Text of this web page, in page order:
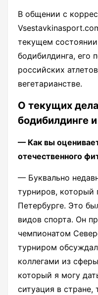
В общении с
текущем состоянии
бодибилдинга, его
российских
вегетарианстве.
О текущих
бодибилдинге
— Как вы
отечественного
— Буквально
турниров, который
Петербурге. Это
видов спорта. Он
чемпионатом
турниром
коллегами из
который я могу
ситуация в